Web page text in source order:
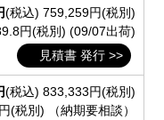
(税込) 759,259円(税別)
円(税別) (09/07出荷)
見積書 発行 >>
(税込) 833,333円(税別)
(税別) （納期要相談）